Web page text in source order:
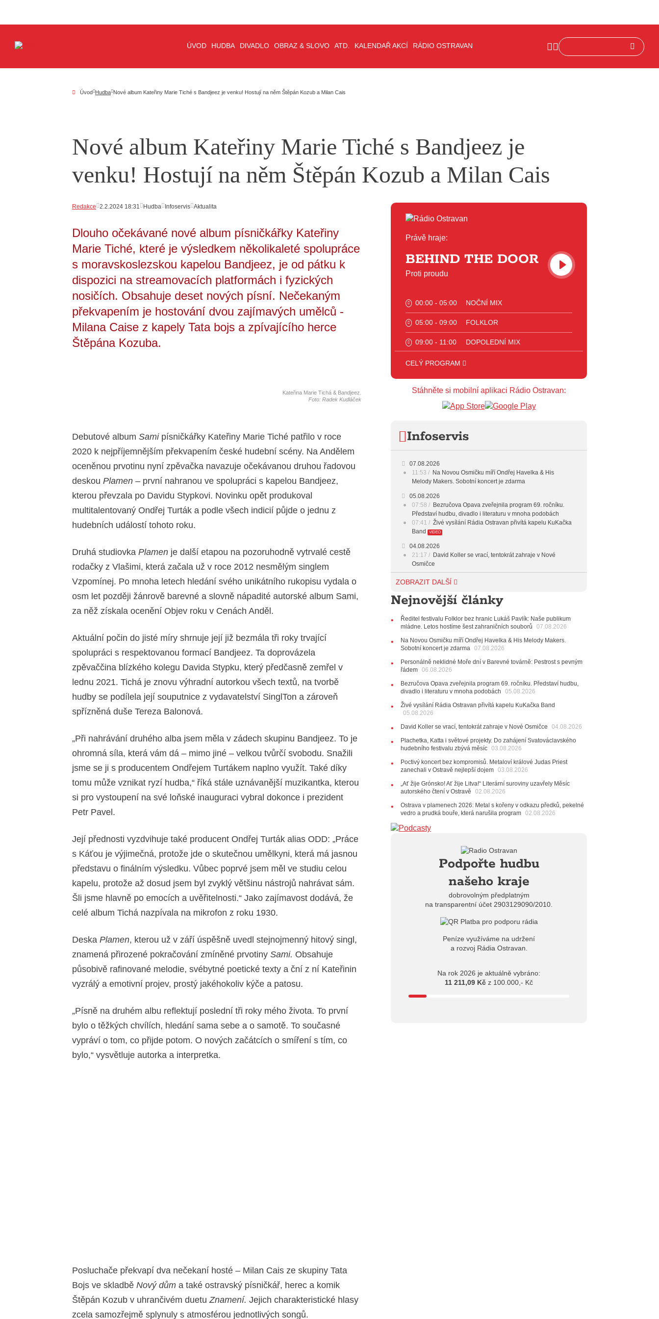
ÚVOD HUDBA DIVADLO OBRAZ & SLOVO ATD. KALENDAŘ AKCÍ RÁDIO OSTRAVAN
Úvod Hudba Nové album Kateřiny Marie Tiché s Bandjeez je venku! Hostují na něm Štěpán Kozub a Milan Cais
Nové album Kateřiny Marie Tiché s Bandjeez je
venku! Hostují na něm Štěpán Kozub a Milan Cais
Redakce 2.2.2024 18:31 Hudba Infoservis Aktualita
Dlouho očekávané nové album písničkářky Kateřiny
Marie Tiché, které je výsledkem několikaleté spolupráce
s moravskoslezskou kapelou Bandjeez, je od pátku k
dispozici na streamovacích platformách i fyzických
nosičích. Obsahuje deset nových písní. Nečekaným
překvapením je hostování dvou zajímavých umělců -
Milana Caise z kapely Tata bojs a zpívajícího herce
Štěpána Kozuba.
Kateřina Marie Tichá & Bandjeez.
Foto: Radek Kudláček
Debutové album Samipísničkářky Kateřiny Marie Tiché patřilo v roce
2020 k nejpříjemnějším překvapením české hudební scény. Na Andělem
oceněnou prvotinu nyní zpěvačka navazuje očekávanou druhou řadovou
deskou Plamen – první nahranou ve spolupráci s kapelou Bandjeez,
kterou převzala po Davidu Stypkovi. Novinku opět produkoval
multitalentovaný Ondřej Turták a podle všech indicií půjde o jednu z
hudebních událostí tohoto roku.
Druhá studiovka Plamen je další etapou na pozoruhodně vytrvalé cestě
rodačky z Vlašimi, která začala už v roce 2012 nesmělým singlem
Vzpomínej. Po mnoha letech hledání svého unikátního rukopisu vydala o
osm let později žánrově barevné a slovně nápadité autorské album Sami,
za něž získala ocenění Objev roku v Cenách Anděl.
Aktuální počin do jisté míry shrnuje její již bezmála tři roky trvající
spolupráci s respektovanou formací Bandjeez. Ta doprovázela
zpěvaččina blízkého kolegu Davida Stypku, který předčasně zemřel v
lednu 2021. Tichá je znovu výhradní autorkou všech textů, na tvorbě
hudby se podílela její souputnice z vydavatelství SinglTon a zároveň
spřízněná duše Tereza Balonová.
„Při nahrávání druhého alba jsem měla v zádech skupinu Bandjeez. To je
ohromná síla, která vám dá – mimo jiné – velkou tvůrčí svobodu. Snažili
jsme se ji s producentem Ondřejem Turtákem naplno využít. Také díky
tomu může vznikat ryzí hudba,“ říká stále uznávanější muzikantka, kterou
si pro vystoupení na své loňské inauguraci vybral dokonce i prezident
Petr Pavel.
Její přednosti vyzdvihuje také producent Ondřej Turták alias ODD: „Práce
s Káťou je výjimečná, protože jde o skutečnou umělkyni, která má jasnou
představu o finálním výsledku. Vůbec poprvé jsem měl ve studiu celou
kapelu, protože až dosud jsem byl zvyklý většinu nástrojů nahrávat sám.
Šli jsme hlavně po emocích a uvěřitelnosti.“ Jako zajímavost dodává, že
celé album Tichá nazpívala na mikrofon z roku 1930.
Deska Plamen, kterou už v září úspěšně uvedl stejnojmenný hitový singl,
znamená přirozené pokračování zmíněné prvotiny Sami. Obsahuje
působivě rafinované melodie, svébytné poetické texty a ční z ní Kateřinin
vyzrálý a emotivní projev, prostý jakéhokoliv kýče a patosu.
„Písně na druhém albu reflektují poslední tři roky mého života. To první
bylo o těžkých chvílích, hledání sama sebe a o samotě. To současné
vypráví o tom, co přijde potom. O nových začátcích o smíření s tím, co
bylo,“ vysvětluje autorka a interpretka.
Posluchače překvapí dva nečekaní hosté – Milan Cais ze skupiny Tata
Bojs ve skladbě Nový dům a také ostravský písničkář, herec a komik
Štěpán Kozub v uhrančivém duetuZnamení. Jejich charakteristické hlasy
zcela samozřejmě splynuly s atmosférou jednotlivých songů.
Právě hraje:
BEHIND THE DOOR
Proti proudu
00:00 - 05:00 NOČNÍ MIX
05:00 - 09:00 FOLKLOR
09:00 - 11:00 DOPOLEDNÍ MIX
11:00 - 12:00
12:00 - 16:00 ART
16:00 - 17:00 HODINA S MARIÍ
18:00 - 19:00 HODINA S JARKEM
19:00 - 20:00
20:00 - 23:00 VEČERNÍ MIX
23:00 - 00:00
CELÝ PROGRAM
Stáhněte si mobilní aplikaci Rádio Ostravan:
Infoservis
07.08.2026
11:53
Na Novou Osmičku míří Ondřej Havelka & His
Melody Makers. Sobotní koncert je zdarma
05.08.2026
07:58
Bezručova Opava zveřejnila program 69. ročníku.
Představí hudbu, divadlo i literaturu v mnoha podobách
07:41
Živé vysílání Rádia Ostravan přivítá kapelu KuKačka
Band
VIDEO
04.08.2026
21:17
David Koller se vrací, tentokrát zahraje v Nové
Osmičce
03.08.2026
Svatováclavského hudebního festivalu zbývá měsíc
11:00
Do Ostravy se vrací britští Modestep, vystoupí v
listopadu v klubu Barrák
VIDEO
10:33
Úsměvné historky ze života ostravské kapely Verše:
Od zapomenutých baterek až po kuriózní krádež kláves
28.07.2026
několik desítek posledních vstupenek
27.07.2026
20:44
10:06
Ladná Čeladná nabídne Olympic, Langerovou i
Kirschner, návštěvníci nově zaplatí už jen pomocí čipů
24.07.2026
17:06
Zpěvačka Tanja vydala nové EP Plamen VIDEO
10:02
Kapela Midnight v Rádiu Ostravan: Od minulého roku
jsme upgradovali naši show
AUDIO
21.07.2026
20:09
Na Novou Osmičku míří Bára Zmeková Trio. Výrazná
osobnost české alternativní scény zahraje ve Frýdku-Místku
20.07.2026
Štěrkovna Open Music: Klubová scéna na festivalu
nabídne Krhuta i Beatles
ZOBRAZIT DALŠÍ
Nejnovější články
Ředitel festivalu Folklor bez hranic Lukáš Pavlík: Naše publikum
mládne. Letos hostíme šest zahraničních souborů
07.08.2026
Na Novou Osmičku míří Ondřej Havelka & His Melody Makers.
Sobotní koncert je zdarma 07.08.2026
Personálně neklidné Moře dní v Barevné továrně: Pestrost s pevným
řádem 06.08.2026
Bezručova Opava zveřejnila program 69. ročníku. Představí hudbu,
divadlo i literaturu v mnoha podobách
05.08.2026
Živé vysílání Rádia Ostravan přivítá kapelu KuKačka Band
05.08.2026
David Koller se vrací, tentokrát zahraje v Nové Osmičce
04.08.2026
Plachetka, Katta i světové projekty. Do zahájení Svatováclavského
hudebního festivalu zbývá měsíc 03.08.2026
Poctivý koncert bez kompromisů. Metaloví králové Judas Priest
zanechali v Ostravě nejlepší dojem 03.08.2026
„Ať žije Grónsko! Ať žije Litva!“ Literární suroviny uzavřely Měsíc
autorského čtení v Ostravě
02.08.2026
Ostrava v plamenech 2026: Metal s kořeny v odkazu předků, pekelné
vedro a prudká bouře, která narušila program 02.08.2026
Podpořte hudbu
našeho kraje
dobrovolným předplatným
na transparentní účet 2903129090/2010.
Peníze využíváme na udržení
a rozvoj Rádia Ostravan.
Na rok 2026 je aktuálně vybráno:
11 211,09 Kč z 100.000,- Kč